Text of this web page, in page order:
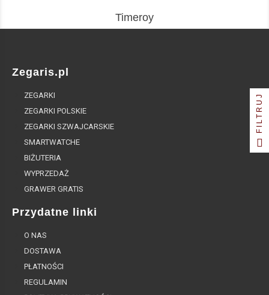
Timeroy
Zegaris.pl
ZEGARKI
ZEGARKI POLSKIE
ZEGARKI SZWAJCARSKIE
SMARTWATCHE
BIŻUTERIA
WYPRZEDAŻ
GRAWER GRATIS
Przydatne linki
O NAS
DOSTAWA
PŁATNOŚCI
REGULAMIN
FILTRUJ